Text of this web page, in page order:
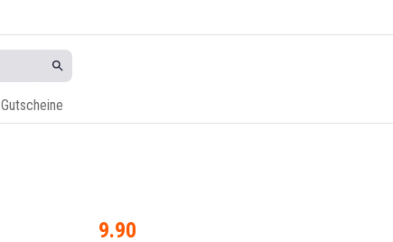
Gutscheine
9.90